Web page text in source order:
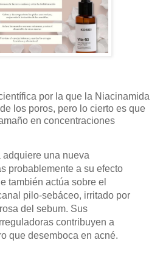
por la que la Niacinamida
los poros, pero lo cierto es que
en concentraciones
adquiere una nueva
probablemente a su efecto
también actúa sobre el
pilo-sebáceo, irritado por
del sebum. Sus
contribuyen a
que desemboca en acné.